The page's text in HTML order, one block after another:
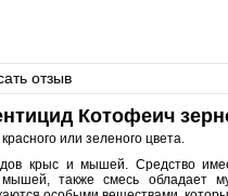
отзыв
Котофеич
или зеленого цвета.
крыс и мышей. Средство
также смесь обладает